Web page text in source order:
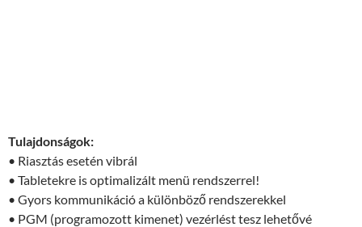
Tulajdonságok:
• Riasztás esetén vibrál
• Tabletekre is optimalizált menü rendszerrel!
• Gyors kommunikáció a különböző rendszerekkel
• PGM (programozott kimenet) vezérlést tesz lehetővé